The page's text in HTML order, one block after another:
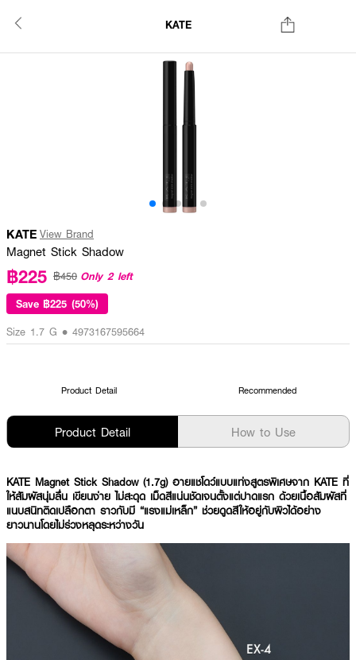
KATE
KATE View Brand
Magnet Stick Shadow
฿225 ฿450 Only 2 left
Save ฿225 (50%)
Size 1.7 G • 4973167595664
Product Detail Recommended
Product Detail How to Use
KATE Magnet Stick Shadow (1.7g) อายแชโดว์แบบแท่งสูตรพิเศษจาก KATE ที่
ให้สัมผัสนุ่มลื่น เขียนง่าย ไม่สะดุด เม็ดสีแน่นชัดเจนตั้งแต่ปาดแรก ด้วยเนื้อสัมผัสที่
แนบสนิทติดเปลือกตา ราวกับมี “แรงแม่เหล็ก” ช่วยดูดสีให้อยู่กับผิวได้อย่าง
ยาวนานโดยไม่ร่วงหลุดระหว่างวัน